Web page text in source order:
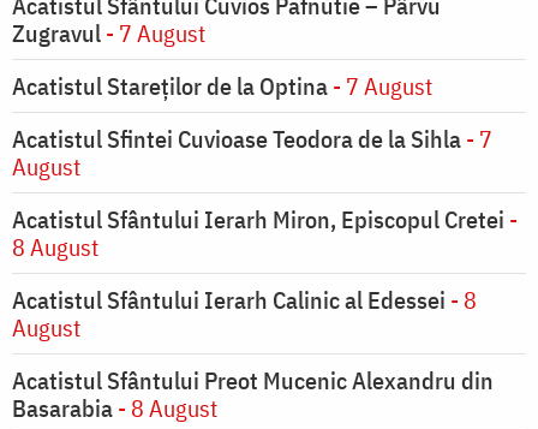
Zugravul- 7 August
Acatistul Stareţilor de la Optina- 7 August
Acatistul Sfintei Cuvioase Teodora de la Sihla- 7
August
Acatistul Sfântului Ierarh Miron, Episcopul Cretei -
8 August
Acatistul Sfântului Ierarh Calinic al Edessei - 8
August
Acatistul Sfântului Preot Mucenic Alexandru din
Basarabia- 8 August